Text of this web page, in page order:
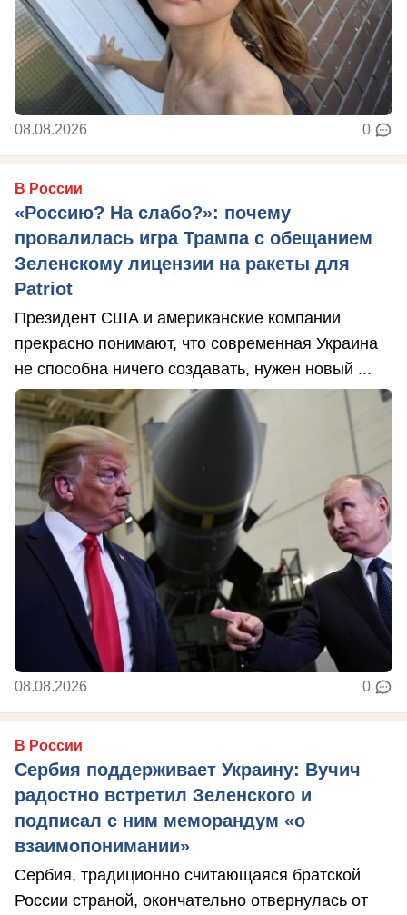
08.08.2026 0
В России
«Россию? На слабо?»: почему
провалилась игра Трампа с обещанием
Зеленскому лицензии на ракеты для
Patriot
Президент США и американские компании
прекрасно понимают, что современная Украина
не способна ничего создавать, нужен новый ...
08.08.2026 0
В России
Сербия поддерживает Украину: Вучич
радостно встретил Зеленского и
подписал с ним меморандум «о
взаимопонимании»
Сербия, традиционно считающаяся братской
России страной, окончательно отвернулась от